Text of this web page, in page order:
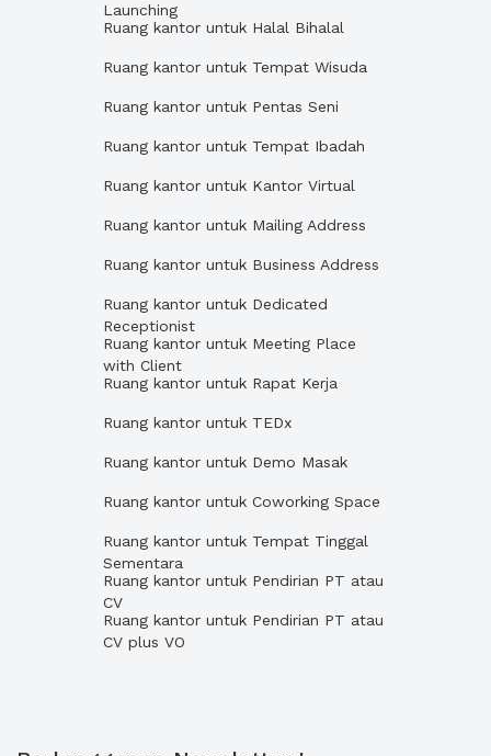
Launching
Ruang kantor untuk Halal Bihalal
Ruang kantor untuk Tempat Wisuda
Ruang kantor untuk Pentas Seni
Ruang kantor untuk Tempat Ibadah
Ruang kantor untuk Kantor Virtual
Ruang kantor untuk Mailing Address
Ruang kantor untuk Business Address
Ruang kantor untuk Dedicated
Receptionist
Ruang kantor untuk Meeting Place
with Client
Ruang kantor untuk Rapat Kerja
Ruang kantor untuk TEDx
Ruang kantor untuk Demo Masak
Ruang kantor untuk Coworking Space
Ruang kantor untuk Tempat Tinggal
Sementara
Ruang kantor untuk Pendirian PT atau
CV
Ruang kantor untuk Pendirian PT atau
CV plus VO